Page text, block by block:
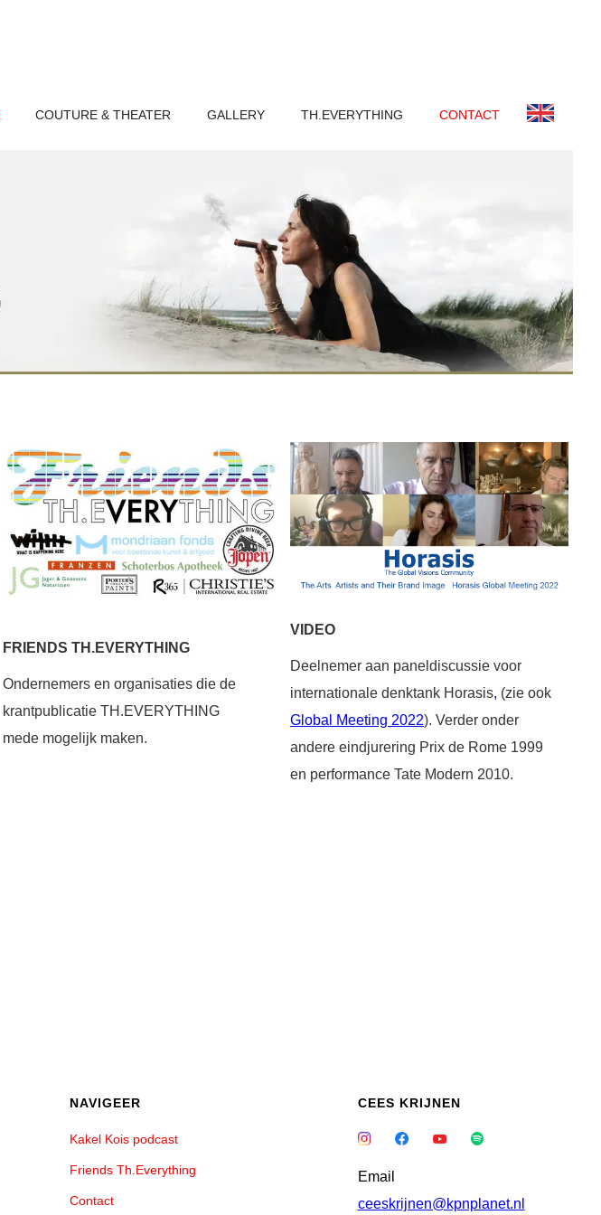
COUTURE & THEATER GALLERY TH.EVERYTHING CONTACT
FRIENDS TH.EVERYTHING
Ondernemers en organisaties die de
krantpublicatie TH.EVERYTHING
mede mogelijk maken.
VIDEO
Deelnemer aan paneldiscussie voor
internationale denktank Horasis, (zie ook
Global Meeting 2022). Verder onder
andere eindjurering Prix de Rome 1999
en performance Tate Modern 2010.
NAVIGEER
Kakel Kois podcast
Friends Th.Everything
Contact
CEES KRIJNEN
Email
ceeskrijnen@kpnplanet.nl